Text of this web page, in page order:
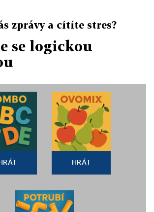
zprávy a cítíte stres?
se logickou
HRÁT